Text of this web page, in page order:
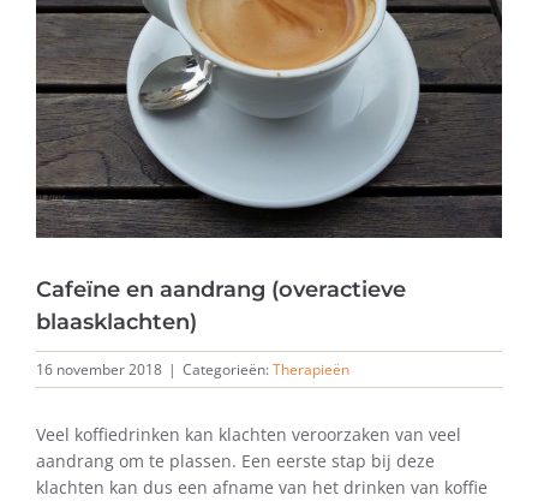
Cafeïne en aandrang (overactieve
blaasklachten)
16 november 2018 | Categorieën:Therapieën
Veel koffiedrinken kan klachten veroorzaken van veel
aandrang om te plassen. Een eerste stap bij deze
klachten kan dus een afname van het drinken van koffie